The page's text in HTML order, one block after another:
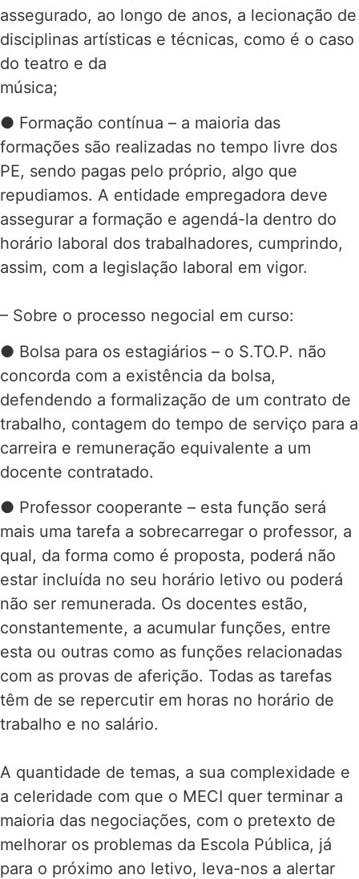
assegurado, ao longo de anos, a lecionação de
disciplinas artísticas e técnicas, como é o caso
do teatro e da
música;
● Formação contínua – a maioria das
formações são realizadas no tempo livre dos
PE, sendo pagas pelo próprio, algo que
repudiamos. A entidade empregadora deve
assegurar a formação e agendá-la dentro do
horário laboral dos trabalhadores, cumprindo,
assim, com a legislação laboral em vigor.
– Sobre o processo negocial em curso:
● Bolsa para os estagiários – o S.TO.P. não
concorda com a existência da bolsa,
defendendo a formalização de um contrato de
trabalho, contagem do tempo de serviço para a
carreira e remuneração equivalente a um
docente contratado.
● Professor cooperante – esta função será
mais uma tarefa a sobrecarregar o professor, a
qual, da forma como é proposta, poderá não
estar incluída no seu horário letivo ou poderá
não ser remunerada. Os docentes estão,
constantemente, a acumular funções, entre
esta ou outras como as funções relacionadas
com as provas de aferição. Todas as tarefas
têm de se repercutir em horas no horário de
trabalho e no salário.
A quantidade de temas, a sua complexidade e
a celeridade com que o MECI quer terminar a
maioria das negociações, com o pretexto de
melhorar os problemas da Escola Pública, já
para o próximo ano letivo, leva-nos a alertar